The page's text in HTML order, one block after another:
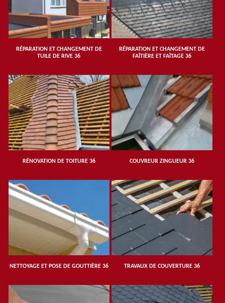
RÉPARATION ET CHANGEMENT DE
TUILE DE RIVE 36
RÉPARATION ET CHANGEMENT DE
FAÎTIÈRE ET FAÎTAGE 36
RÉNOVATION DE TOITURE 36 COUVREUR ZINGUEUR 36
NETTOYAGE ET POSE DE GOUTTIÈRE 36 TRAVAUX DE COUVERTURE 36